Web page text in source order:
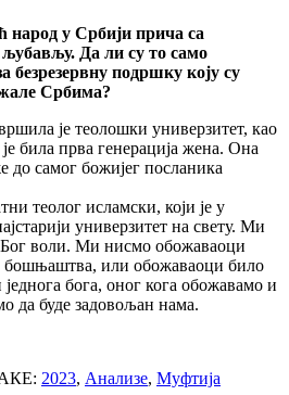
народ у Србији прича са
Да ли су то само
безрезервну подршку коју су
Србима?
је теолошки универзитет, као
била прва генерација жена. Она
до самог божијег посланика
теолог исламски, који је у
универзитет на свету. Ми
воли. Ми нисмо обожаваоци
бошњаштва, или обожаваоци било
бога, оног кога обожавамо и
да буде задовољан нама.
2023, Анализе, Муфтија